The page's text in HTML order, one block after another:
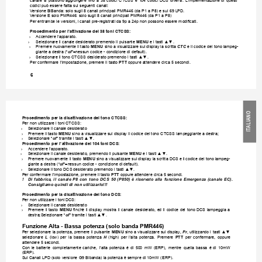
codici può essere fatta sui seguenti canali:
Versione BiBanda: solo sugli 8 canali principali PMR446 (da P1 a P8) e sui 69 LPD.
Versione E solo PMR446: solo sugli 8 canali principali PMR446 (da P1 a P8)
Per entrambe le versioni, i canali pre-registrati da 9p a 24p non possono essere modicati.
Procedimento per l’attivazione dei 38 toni CTCSS:
Accendere l’apparato.
›
Selezionare il canale desiderato premendo il pulsante
› MENU e i tasti ▲▼.
Premere nuovamente il tasto
› MENU sino a visualizzare sul display la scritta CTC e il codice del tono lampeg-
giante a destra (“of”=nessun codice - condizione di default).
Selezionare il tono CTCSS desiderato premendo i tasti ▲▼.
›
Per confermare l’impostazione, premere il tasto PTT oppure attendere circa 5 secondi.
6
Procedimento per la disattivazione del tono CTCSS:
Per non utilizzare i toni CTCSS:
Selezionare il canale desiderato
› ITAL
IA
N
O
Premere il tasto
› MENU sino a visualizzare sul display il codice del tono CTCSS lampeggiante a destra;
Selezionare “
› of” tramite i tasti ▲▼.
Procedimento per l’attivazione dei 104 toni DCS:
Accendere l’apparato.
›
Selezionare il canale desiderato, premendo il pulsante
› MENU e i tasti ▲▼.
Premere nuovamente il tasto
› MENU sino a visualizzare sul display la scritta DCS e il codice del tono lampeg-
giante a destra (“of”=nessun codice - condizione di default).
Selezionare il tono DCS desiderato premendo i tasti ▲▼.
›
Per confermare l’impostazione, premere il tasto PTT oppure attendere circa 5 secondi.
!
Di fabbrica, il canale P8 con tono DCS 50 (P850) è riservato alla funzione Emergenza (canale EC).
Consigliamo quindi di non utilizzarlo!!!
Procedimento per la disattivazione del tono DCS:
Per non utilizzare i toni DCS:
Selezionare il canale desiderato
›
Premere il tasto
› MENU nchè il display mostra il canale desiderato, ed il codice del tono DCS lampeggia a
destra;Selezionare “of” tramite i tasti ▲▼.
Funzione Alta - Bassa potenza (solo banda PMR446)
Per selezionare la potenza, premere il pulsante MENU sino a visualizzare sul display, Pr, utilizzando i tasti ▲▼
selezionare L (low) per la bassa potenza H (high) per l’alta potenza. Premere PTT per confermare,
oppure
attendere 5 secondi.
Con le batterie completamente cariche, l’alta potenza é di 500 mW (ERP), mentre quella bassa é di 10mW
(ERP).
Sui Canali LPD (solo versione G9 Bibanda) la potenza è sempre di 10mW (ERP).